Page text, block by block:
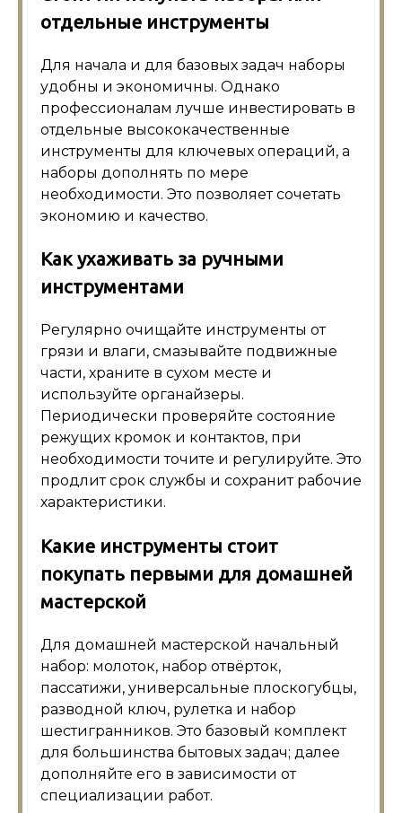
отдельные инструменты
Для начала и для базовых задач наборы
удобны и экономичны. Однако
профессионалам лучше инвестировать в
отдельные высококачественные
инструменты для ключевых операций, а
наборы дополнять по мере
необходимости. Это позволяет сочетать
экономию и качество.
Как ухаживать за ручными
инструментами
Регулярно очищайте инструменты от
грязи и влаги, смазывайте подвижные
части, храните в сухом месте и
используйте органайзеры.
Периодически проверяйте состояние
режущих кромок и контактов, при
необходимости точите и регулируйте. Это
продлит срок службы и сохранит рабочие
характеристики.
Какие инструменты стоит
покупать первыми для домашней
мастерской
Для домашней мастерской начальный
набор: молоток, набор отвёрток,
пассатижи, универсальные плоскогубцы,
разводной ключ, рулетка и набор
шестигранников. Это базовый комплект
для большинства бытовых задач; далее
дополняйте его в зависимости от
специализации работ.